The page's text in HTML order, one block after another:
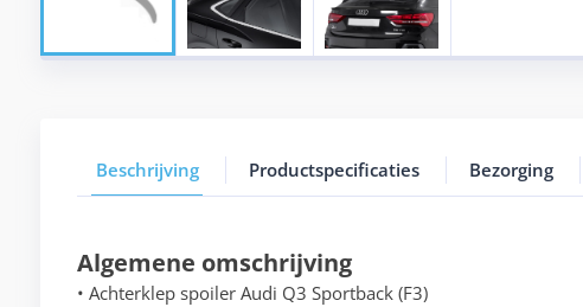
Beschrijving Productspecificaties Bezorging
Algemene omschrijving
• Achterklep spoiler Audi Q3 Sportback (F3)